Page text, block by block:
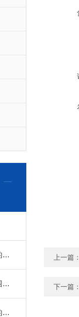
影响管道粉尘检测仪购买价格的有哪些方面
粉尘检测仪优势明显，应用范围广泛
车间安装颗粒物粉尘监测设备的优势在哪里
上一篇
下一篇